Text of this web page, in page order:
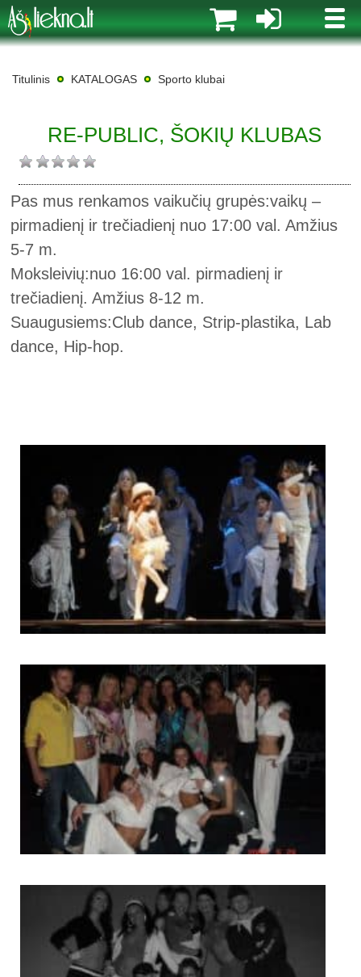
MENIU
Titulinis KATALOGAS Sporto klubai
RE-PUBLIC, ŠOKIŲ KLUBAS
Pas mus renkamos vaikučių grupės:vaikų –
pirmadienį ir trečiadienį nuo 17:00 val. Amžius
5-7 m.
Moksleivių:nuo 16:00 val. pirmadienį ir
trečiadienį. Amžius 8-12 m.
Suaugusiems:Club dance, Strip-plastika, Lab
dance, Hip-hop.